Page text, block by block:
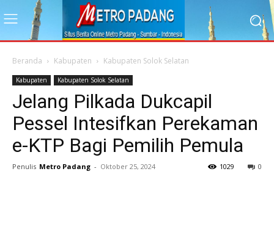
Beranda Kabupaten Kabupaten Solok Selatan
Kabupaten Kabupaten Solok Selatan
Jelang Pilkada Dukcapil
Pessel Intesifkan Perekaman
e-KTP Bagi Pemilih Pemula
Penulis Metro Padang - Oktober 25, 2024 0
1029